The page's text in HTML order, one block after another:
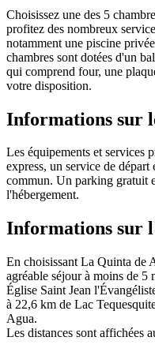
Choisissez une des 5
profitez des nombreux
notamment une piscine
chambres sont dotées d'un
qui comprend four, une
votre disposition.
Informations sur
Les équipements et services
express, un service de
commun. Un parking gratuit
l'hébergement.
Informations sur
En choisissant La Quinta de
agréable séjour à moins de
Église Saint Jean
à 22,6 km de Lac
Agua.
Les distances sont affichées